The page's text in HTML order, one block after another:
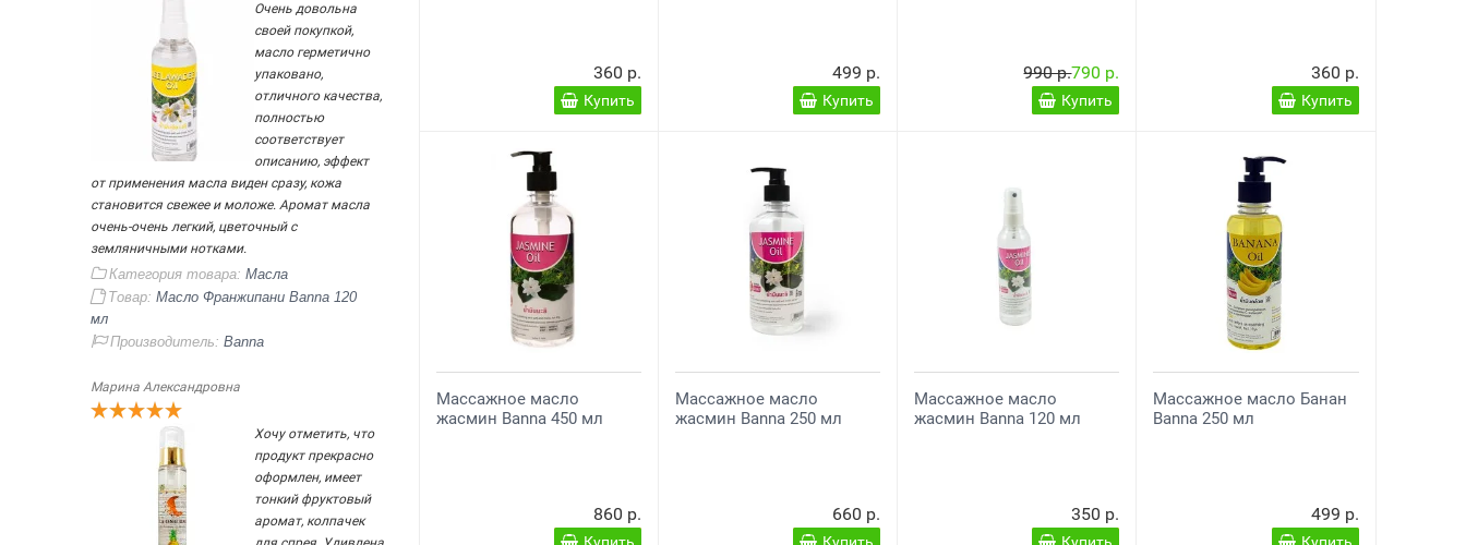
Очень довольна
своей покупкой,
масло герметично
упаковано,
отличного качества,
полностью
соответствует
описанию, эффект
от применения масла виден сразу, кожа
становится свежее и моложе. Аромат масла
очень-очень легкий, цветочный с
земляничными нотками.
Категория товара:Масла
Товар:Масло Франжипани Banna 120
мл
Производитель:Banna
Марина Александровна
Хочу отметить, что
продукт прекрасно
оформлен, имеет
тонкий фруктовый
аромат, колпачек
360 р.
Купить
499 р.
Купить
990 р.790 р.
Купить
360 р.
Купить
Массажное масло
жасмин Banna 450 мл
860 р.
Массажное масло
жасмин Banna 250 мл
660 р.
Массажное масло
жасмин Banna 120 мл
350 р.
Массажное масло Банан
Banna 250 мл
499 р.